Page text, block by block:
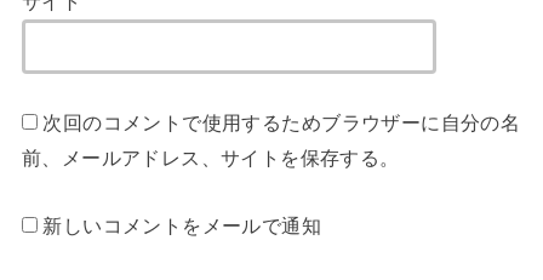
次回のコメントで使用するためブラウザーに自分の名
前、メールアドレス、サイトを保存する。
新しいコメントをメールで通知